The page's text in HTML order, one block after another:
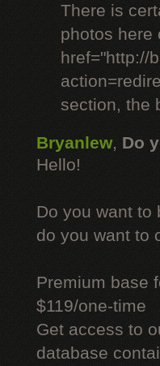
There is
photos here
href="http://
section, the
Bryanlew, Do
Hello!
Do you want to
do you want to
Premium base
$119/one-time
Get access to
database